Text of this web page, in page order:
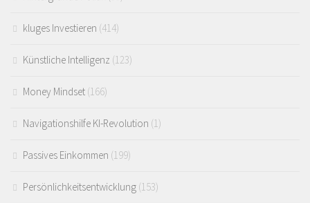
kluges Investieren (414)
Künstliche Intelligenz (123)
Money Mindset (166)
Navigationshilfe KI-Revolution (1)
Passives Einkommen (199)
Persönlichkeitsentwicklung (153)